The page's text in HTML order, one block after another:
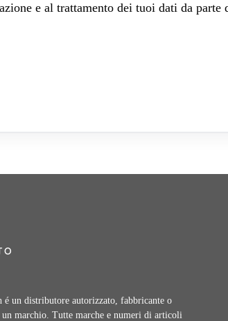
e al trattamento dei tuoi dati da parte
é un distributore autorizzato, fabbricante o
un marchio. Tutte marche e numeri di articoli